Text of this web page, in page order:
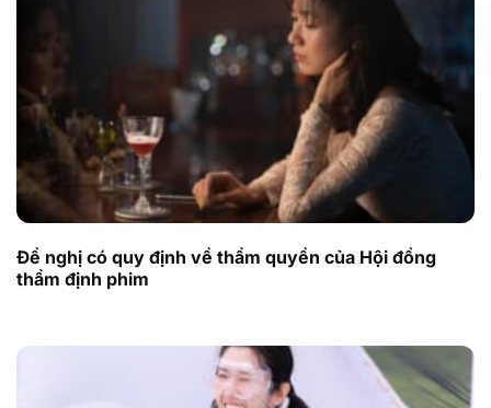
Đề nghị có quy định về thẩm quyền của Hội đồng
thẩm định phim